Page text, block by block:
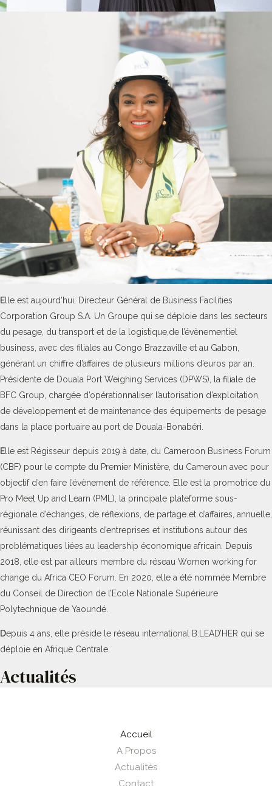
E lle est aujourd’hui, Directeur Général de Business Facilities
Corporation Group S.A. Un Groupe qui se déploie dans les secteurs
du pesage, du transport et de la logistique,de l’évènementiel
business, avec des filiales au Congo Brazzaville et au Gabon,
générant un chiffre d’affaires de plusieurs millions d’euros par an.
Présidente de Douala Port Weighing Services (DPWS), la filiale de
BFC Group, chargée d’opérationnaliser l’autorisation d’exploitation,
de développement et de maintenance des équipements de pesage
dans la place portuaire au port de Douala-Bonabéri.
E lle est Régisseur depuis 2019 à date, du Cameroon Business Forum
(CBF) pour le compte du Premier Ministère, du Cameroun avec pour
objectif d’en faire l’évènement de référence. Elle est la promotrice du
Pro Meet Up and Learn (PML), la principale plateforme sous-
régionale d’échanges, de réflexions, de partage et d’affaires, annuelle,
réunissant des dirigeants d’entreprises et institutions autour des
problématiques liées au leadership économique africain. Depuis
2018, elle est par ailleurs membre du réseau Women working for
change du Africa CEO Forum. En 2020, elle a été nommée Membre
du Conseil de Direction de l’Ecole Nationale Supérieure
Polytechnique de Yaoundé.
Depuis 4 ans, elle préside le réseau international B.LEAD’HER qui se
déploie en Afrique Centrale.
Actualités
Accueil
A Propos
Actualités
Contact